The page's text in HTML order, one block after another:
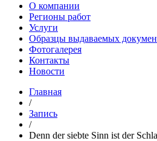
О компании
Регионы работ
Услуги
Образцы выдаваемых
Фотогалерея
Контакты
Новости
Главная
/
Запись
/
Denn der siebte Sinn ist der